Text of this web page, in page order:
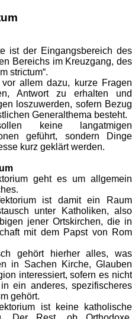
ist der Eingangsbereich des
Bereichs im Kreuzgang, des
strictum“.
allem dazu, kurze Fragen
Antwort zu erhalten und
loszuwerden, sofern Bezug
Generalthema besteht.
keine langatmigen
geführt, sondern Dinge
kurz geklärt werden.
geht es um allgemein
ist damit ein Raum
unter Katholiken, also
jener Ortskirchen, die in
mit dem Papst von Rom
gehört hierher alles, was
in Sachen Kirche, Glauben
interessiert, sofern es nicht
ein anderes, spezifischeres
gehört.
ist keine katholische